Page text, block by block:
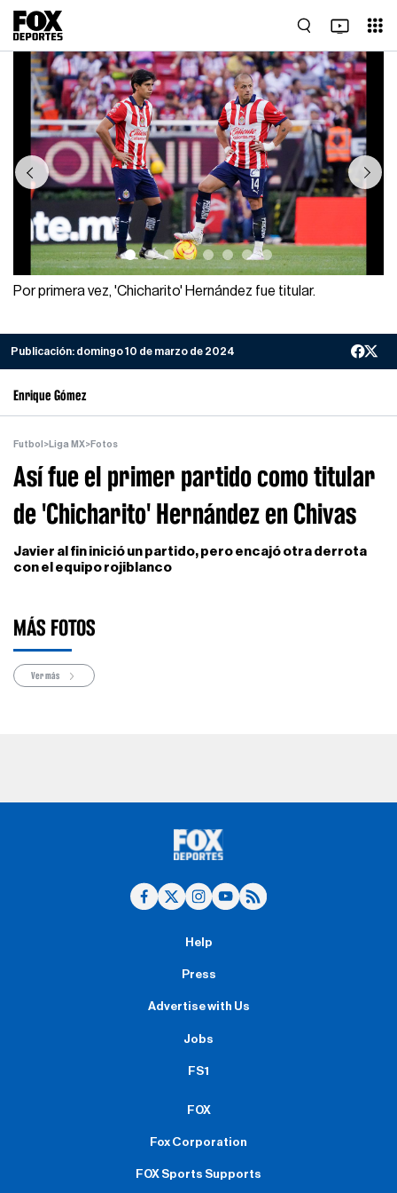
Previous Next
Por primera vez, 'Chicharito' Hernández fue titular.
Publicación: domingo 10 de marzo de 2024
Enrique Gómez
Futbol >Liga MX>Fotos
Así fue el primer partido como titular
de 'Chicharito' Hernández en Chivas
Javier al fin inició un partido, pero encajó otra derrota
con el equipo rojiblanco
MÁS FOTOS
Ver más
Help
Press
Advertise with Us
Jobs
FS1
FOX
Fox Corporation
FOX Sports Supports